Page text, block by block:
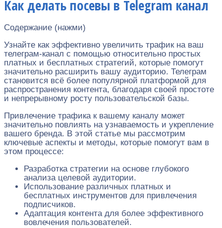
Как делать посевы в Telegram канал
Содержание (нажми)
Узнайте как эффективно увеличить трафик на ваш
телеграм-канал с помощью относительно простых
платных и бесплатных стратегий, которые помогут
значительно расширить вашу аудиторию. Телеграм
становится всё более популярной платформой для
распространения контента, благодаря своей простоте
и непрерывному росту пользовательской базы.
Привлечение трафика к вашему каналу может
значительно повлиять на узнаваемость и укрепление
вашего бренда. В этой статье мы рассмотрим
ключевые аспекты и методы, которые помогут вам в
этом процессе:
Разработка стратегии на основе глубокого
анализа целевой аудитории.
Использование различных платных и
бесплатных инструментов для привлечения
подписчиков.
Адаптация контента для более эффективного
вовлечения пользователей.